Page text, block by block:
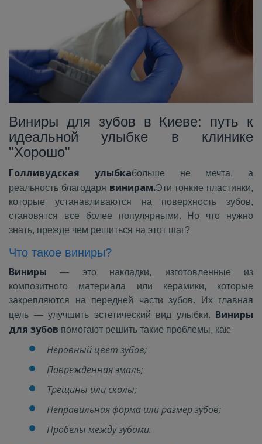
Виниры для зубов в Киеве: путь к
идеальной улыбке в клинике
"Хорошо"
Голливудская улыбкабольше не мечта, а
реальность благодаря винирам.Эти тонкие пластинки,
которые устанавливаются на поверхность зубов,
становятся все более популярными. Но что нужно
знать, прежде чем решиться на этот шаг?
Что такое виниры?
Виниры — это накладки, изготовленные из
композитного материала или керамики, которые
закрепляются на передней части зубов. Их главная
цель — улучшить эстетический вид улыбки. Виниры
для зубов помогают решить такие проблемы, как:
Неровный цвет зубов;
Поврежденная эмаль;
Трещины или сколы;
Неправильная форма или размер зубов;
Пробелы между зубами.